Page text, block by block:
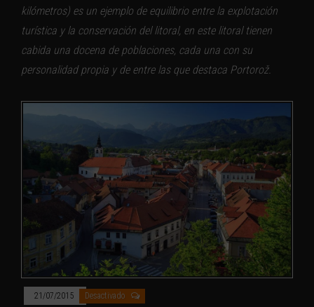
kilómetros) es un ejemplo de equilibrio entre la explotación
turística y la conservación del litoral, en este litoral tienen
cabida una docena de poblaciones, cada una con su
personalidad propia y de entre las que destaca Portorož.
21/07/2015 Desactivado